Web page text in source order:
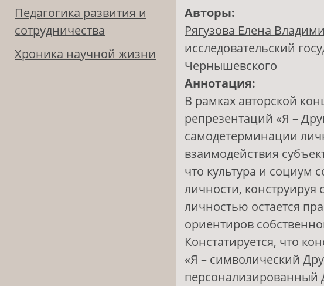
Педагогика развития и
сотрудничества
Хроника научной жизни
Авторы:
Рягузова Елена
исследовательский
Чернышевского
Аннотация:
В рамках авторской
репрезентаций «Я –
самодетерминации
взаимодействия
что культура и социум
личности,
личностью остается
ориентиров
Констатируется, что
«Я – символический
персонализированный